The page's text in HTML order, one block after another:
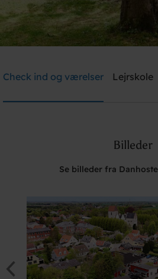
Brug for hjælp? Ring+45 5650 2022
Check ind og værelser Lejrskole
Billeder
Se billeder fra